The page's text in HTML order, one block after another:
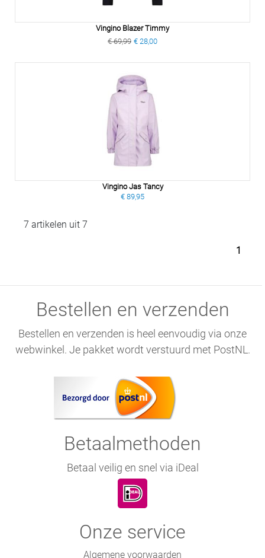
Vingino Blazer Timmy
€ 69,99 € 28,00
Vingino Jas Tancy
€ 89,95
7 artikelen uit 7
1
Bestellen en verzenden
Bestellen en verzenden is heel eenvoudig via onze
webwinkel. Je pakket wordt verstuurd met PostNL.
Betaalmethoden
Betaal veilig en snel via iDeal
Onze service
Algemene voorwaarden